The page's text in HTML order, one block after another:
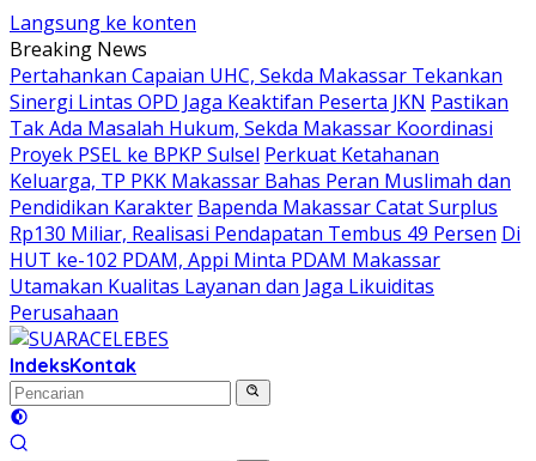
Langsung ke konten
Breaking News
Pertahankan Capaian UHC, Sekda Makassar Tekankan
Sinergi Lintas OPD Jaga Keaktifan Peserta JKN Pastikan
Tak Ada Masalah Hukum, Sekda Makassar Koordinasi
Proyek PSEL ke BPKP Sulsel Perkuat Ketahanan
Keluarga, TP PKK Makassar Bahas Peran Muslimah dan
Pendidikan Karakter Bapenda Makassar Catat Surplus
Rp130 Miliar, Realisasi Pendapatan Tembus 49 Persen Di
HUT ke-102 PDAM, Appi Minta PDAM Makassar
Utamakan Kualitas Layanan dan Jaga Likuiditas
Perusahaan
IndeksKontak